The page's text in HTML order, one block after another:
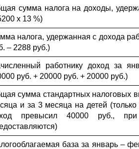
сумма налога на доходы,
х 13 %)
налога, удержанная с дохода
– 2288 руб.)
работнику доход за
руб. + 20000 руб. + 20000 руб.)
сумма стандартных налоговых
и за 3 месяца на детей
превысил 40000 руб.,
база за январь –